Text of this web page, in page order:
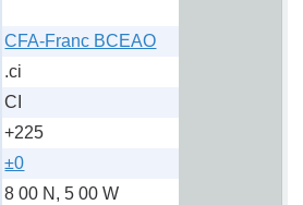
CFA-Franc BCEAO
.ci
CI
+225
±0
8 00 N, 5 00 W